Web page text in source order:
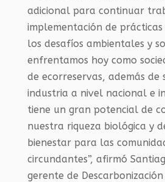
adicional para continuar
implementación de
los desafíos ambientales y
enfrentamos hoy como
de ecorreservas, además de
industria a nivel nacional e
tiene un gran potencial de
nuestra riqueza biológica y
bienestar para las
circundantes”, afirmó
gerente de